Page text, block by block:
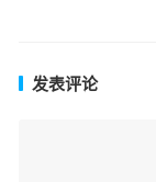
发表评论